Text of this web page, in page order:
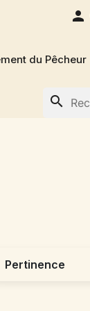

du Pêcheur
search
Pertinence